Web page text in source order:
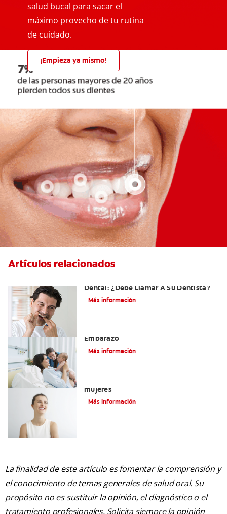
salud bucal para sacar el
máximo provecho de tu rutina
de cuidado.
¡Empieza ya mismo!
Artículos relacionados
Dental: ¿Debe Llamar A Su Dentista?
Más información
Embarazo
Más información
mujeres
Más información
La finalidad de este artículo es fomentar la comprensión y
el conocimiento de temas generales de salud oral. Su
propósito no es sustituir la opinión, el diagnóstico o el
tratamiento profesionales. Solicita siempre la opinión